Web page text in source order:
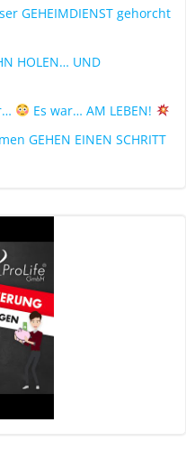
GEHEIMDIENST gehorcht
HOLEN… UND
Es war… AM LEBEN!
GEHEN EINEN SCHRITT